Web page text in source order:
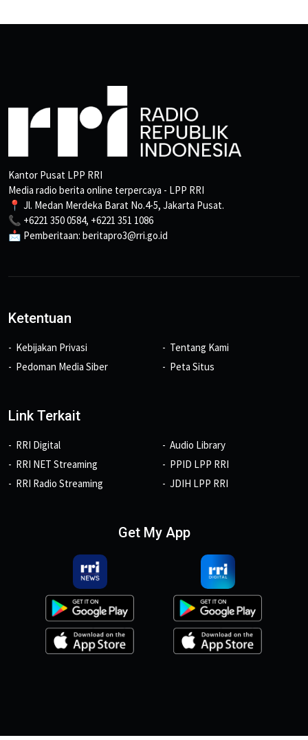
Kantor Pusat LPP RRI
Media radio berita online terpercaya - LPP RRI
📍 Jl. Medan Merdeka Barat No.4-5, Jakarta Pusat.
📞 +6221 350 0584, +6221 351 1086
📩 Pemberitaan: beritapro3@rri.go.id
Ketentuan
Kebijakan Privasi
Pedoman Media Siber
Tentang Kami
Peta Situs
Link Terkait
RRI Digital
RRI NET Streaming
RRI Radio Streaming
Audio Library
PPID LPP RRI
JDIH LPP RRI
Get My App